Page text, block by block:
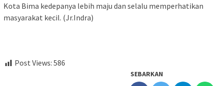
Kota Bima kedepanya lebih maju dan selalu memperhatikan
masyarakat kecil. (Jr.Indra)
Post Views: 586
SEBARKAN